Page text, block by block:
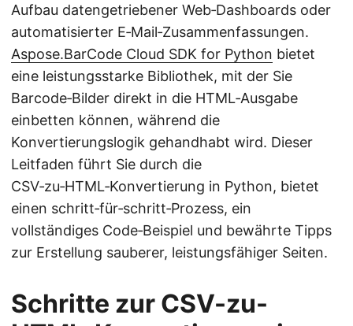
Aufbau datengetriebener Web‑Dashboards oder
automatisierter E‑Mail‑Zusammenfassungen.
Aspose.BarCode Cloud SDK for Python bietet
eine leistungsstarke Bibliothek, mit der Sie
Barcode‑Bilder direkt in die HTML‑Ausgabe
einbetten können, während die
Konvertierungslogik gehandhabt wird. Dieser
Leitfaden führt Sie durch die
CSV‑zu‑HTML‑Konvertierung in Python, bietet
einen schritt‑für‑schritt‑Prozess, ein
vollständiges Code‑Beispiel und bewährte Tipps
zur Erstellung sauberer, leistungsfähiger Seiten.
Schritte zur CSV-zu-